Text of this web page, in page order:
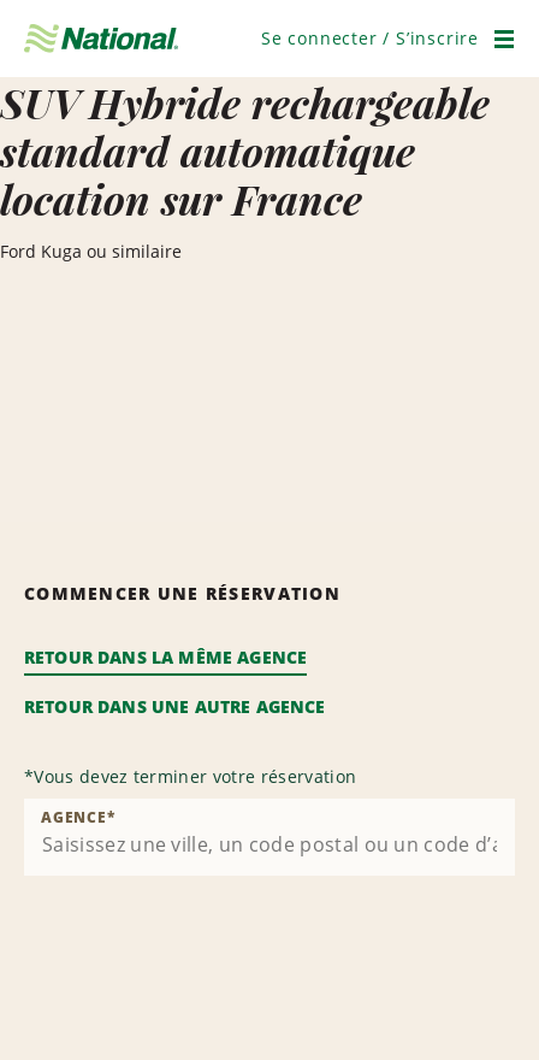
navigation
Se connecter / S’inscrire
SUV Hybride rechargeable
standard automatique
location sur France
Ford Kuga ou similaire
COMMENCER UNE RÉSERVATION
RETOUR DANS LA MÊME AGENCE
RETOUR DANS UNE AUTRE AGENCE
*Vous devez terminer votre réservation
AGENCE*